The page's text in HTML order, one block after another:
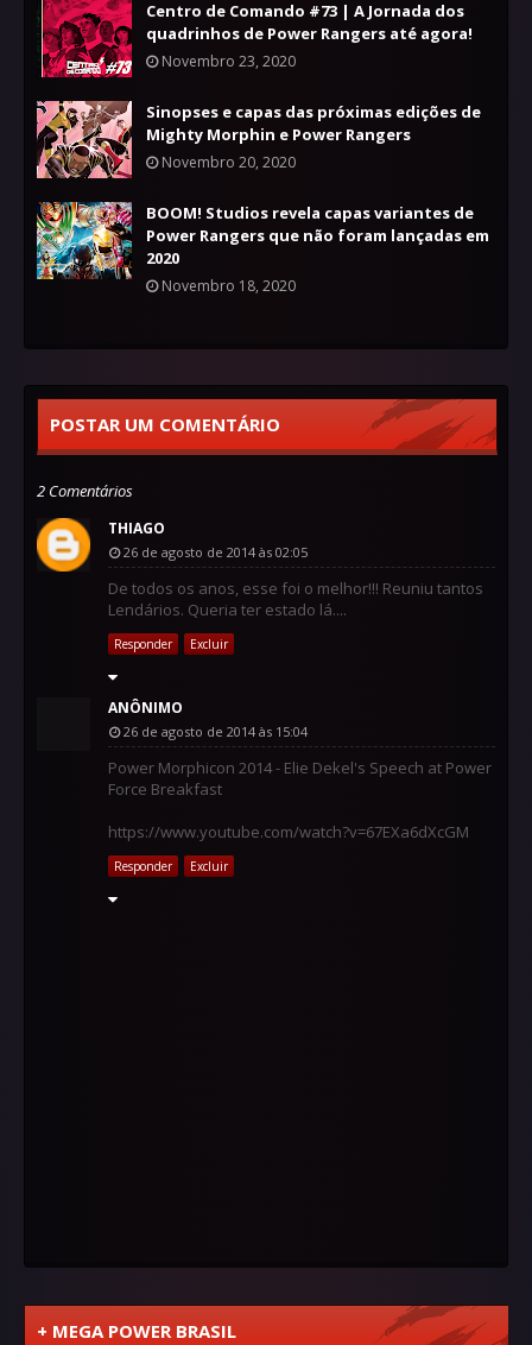
Centro de Comando #73 | A Jornada dos
quadrinhos de Power Rangers até agora!
Novembro 23, 2020
Sinopses e capas das próximas edições de
Mighty Morphin e Power Rangers
Novembro 20, 2020
BOOM! Studios revela capas variantes de
Power Rangers que não foram lançadas em
2020
Novembro 18, 2020
POSTAR UM COMENTÁRIO
2 Comentários
THIAGO
26 de agosto de 2014 às 02:05
De todos os anos, esse foi o melhor!!! Reuniu tantos
Lendários. Queria ter estado lá....
Responder Excluir
ANÔNIMO
26 de agosto de 2014 às 15:04
Power Morphicon 2014 - Elie Dekel's Speech at Power
Force Breakfast
https://www.youtube.com/watch?v=67EXa6dXcGM
Responder Excluir
+ MEGA POWER BRASIL